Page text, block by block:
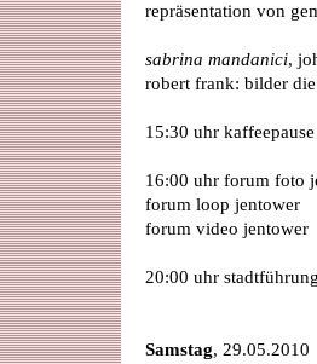
repräsentation von
sabrina mandanici,
robert frank: bilder
15:30 uhr kaffeepause
16:00 uhr forum foto
forum loop jentower
forum video jentower
20:00 uhr stadtführung
Samstag, 29.05.2010